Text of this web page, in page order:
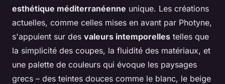
esthétique méditerranéenne unique. Les créations
actuelles, comme celles mises en avant par Photyne,
s'appuient sur des valeurs intemporelles telles que
la simplicité des coupes, la fluidité des matériaux, et
une palette de couleurs qui évoque les paysages
grecs – des teintes douces comme le blanc, le beige